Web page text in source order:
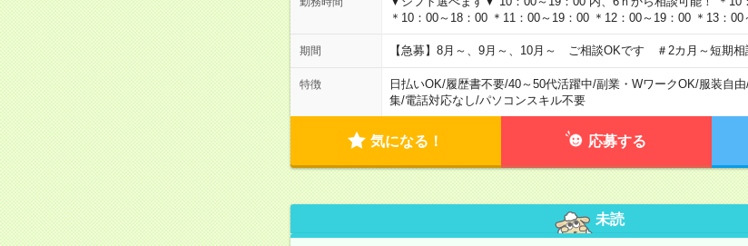
＊10：00～18：00 ＊11：00～19：00 ＊12：00～19：00 ＊13：00
期間 【急募】8月～、9月～、10月～ ご相談OKです ＃2カ月～短期相
特徴 日払いOK/履歴書不要/40～50代活躍中/副業・WワークOK/服装自由
集/電話対応なし/パソコンスキル不要
気になる！ 応募する
未読